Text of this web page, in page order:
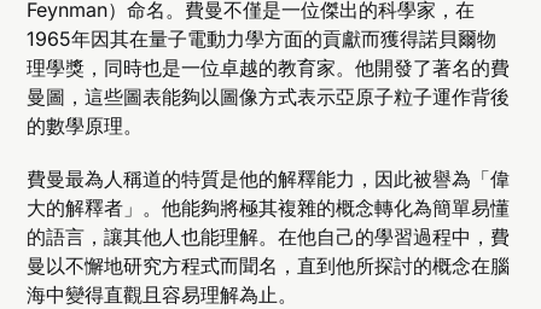
Feynman）命名。費曼不僅是一位傑出的科學家，在
1965年因其在量子電動力學方面的貢獻而獲得諾貝爾物
理學獎，同時也是一位卓越的教育家。他開發了著名的費
曼圖，這些圖表能夠以圖像方式表示亞原子粒子運作背後
的數學原理。
費曼最為人稱道的特質是他的解釋能力，因此被譽為「偉
大的解釋者」。他能夠將極其複雜的概念轉化為簡單易懂
的語言，讓其他人也能理解。在他自己的學習過程中，費
曼以不懈地研究方程式而聞名，直到他所探討的概念在腦
海中變得直觀且容易理解為止。